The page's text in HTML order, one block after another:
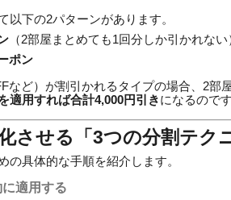
下の2パターンがあります。
（2部屋まとめても1回分しか引かれない
ポン
など）が割引かれるタイプの場合、2部
適用すれば合計4,000円引きになるのです
させる「3つの分割テク
具体的な手順を紹介します。
適用する